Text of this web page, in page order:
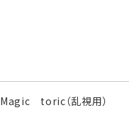
Magic toric（乱視用）